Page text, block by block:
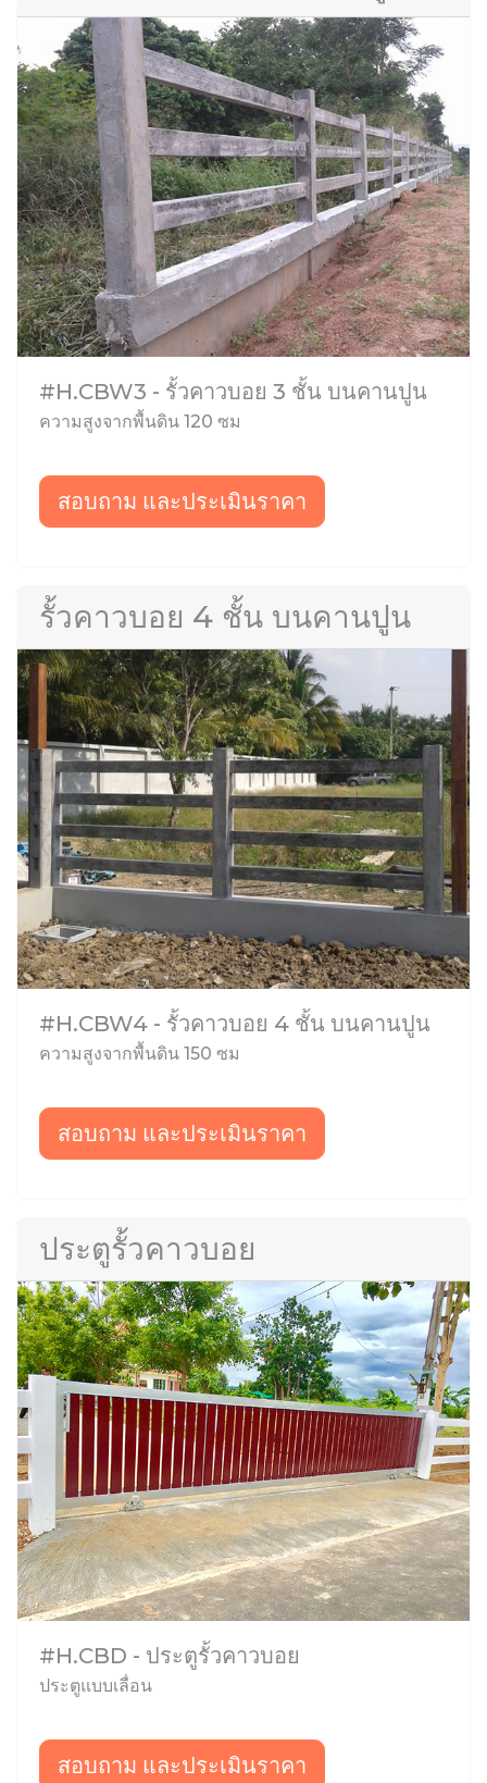
#H.CBW3 - รั้วคาวบอย 3 ชั้น บนคานปูน
ความสูงจากพื้นดิน 120 ซม
สอบถาม และประเมินราคา
รั้วคาวบอย 4 ชั้น บนคานปูน
#H.CBW4 - รั้วคาวบอย 4 ชั้น บนคานปูน
ความสูงจากพื้นดิน 150 ซม
สอบถาม และประเมินราคา
ประตูรั้วคาวบอย
#H.CBD - ประตูรั้วคาวบอย
ประตูแบบเลื่อน
สอบถาม และประเมินราคา